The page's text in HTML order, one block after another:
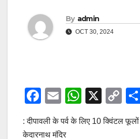
By admin
OCT 30, 2024
F
c
E
m
ail
W
at
X
C
p
: दीपावली के पर्व के लिए 10 ​क्विंटल
केदारनाथ मंदिर